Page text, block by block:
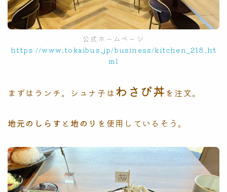
公式ホームページ
https://www.tokaibus.jp/business/kitchen_218.ht
ml
まずはランチ。シュナ子は わさび丼 を注文。
地元のしらす と 地のり を使用しているそう。